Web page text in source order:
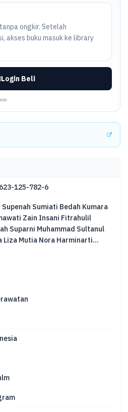
ongkir. Setelah
akses buku masuk ke library
Login Beli
125-782-6
Supenah Sumiati Bedah Kumara
Zain Insani Fitrahulil
Suparni Muhammad Sultanul
Liza Mutia Nora Harminarti...